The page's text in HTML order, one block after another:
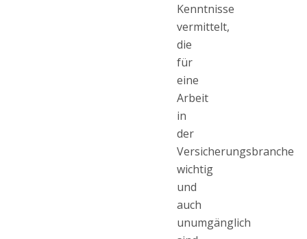
Kenntnisse
vermittelt,
die
für
eine
Arbeit
in
der
Versicherungsbranche
wichtig
und
auch
unumgänglich